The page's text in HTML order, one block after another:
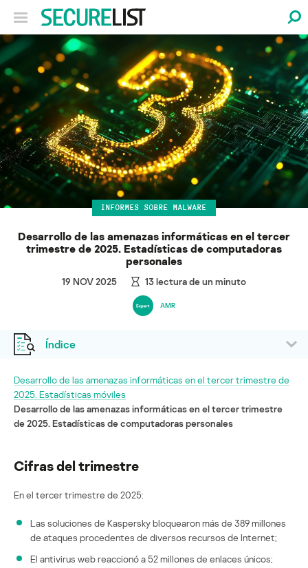
INFORMES SOBRE MALWARE
Desarrollo de las amenazas informáticas en el tercer
trimestre de 2025. Estadísticas de computadoras
personales
19 NOV 2025 13lectura de un minuto
AMR
Índice
Desarrollo de las amenazas informáticas en el tercer trimestre de
2025. Estadísticas móviles
Desarrollo de las amenazas informáticas en el tercer trimestre
de 2025. Estadísticas de computadoras personales
Cifras del trimestre
En el tercer trimestre de 2025:
Las soluciones de Kaspersky bloquearon más de 389 millones
de ataques procedentes de diversos recursos de Internet;
El antivirus web reaccionó a 52 millones de enlaces únicos;